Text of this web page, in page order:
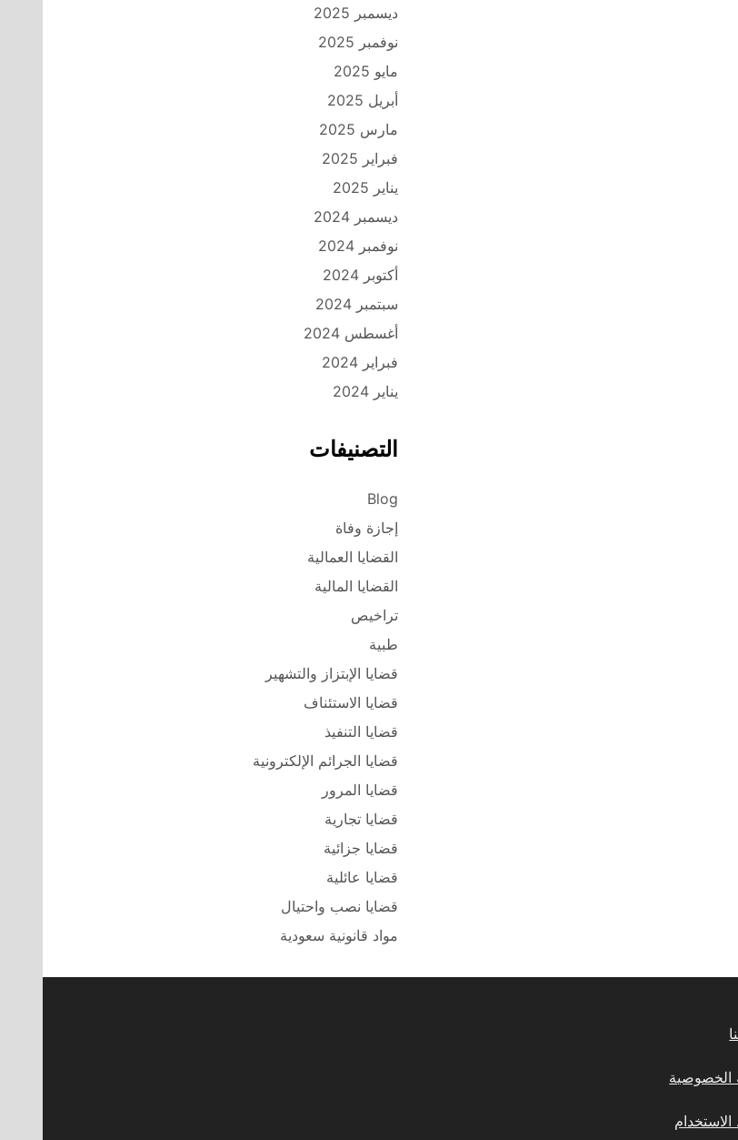
ديسمبر 2025
نوفمبر 2025
مايو 2025
أبريل 2025
مارس 2025
فبراير 2025
يناير 2025
ديسمبر 2024
نوفمبر 2024
أكتوبر 2024
سبتمبر 2024
أغسطس 2024
فبراير 2024
يناير 2024
التصنيفات
Blog
إجازة وفاة
القضايا العمالية
القضايا المالية
تراخيص
طبية
قضايا الإبتزاز والتشهير
قضايا الاستئناف
قضايا التنفيذ
قضايا الجرائم الإلكترونية
قضايا المرور
قضايا تجارية
قضايا جزائية
قضايا عائلية
قضايا نصب واحتيال
مواد قانونية سعودية
الخصوصية